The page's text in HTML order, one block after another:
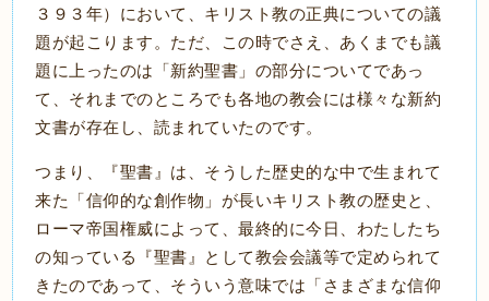
３９３年）において、キリスト教の正典についての議
題が起こります。ただ、この時でさえ、あくまでも議
題に上ったのは「新約聖書」の部分についてであっ
て、それまでのところでも各地の教会には様々な新約
文書が存在し、読まれていたのです。
つまり、『聖書』は、そうした歴史的な中で生まれて
来た「信仰的な創作物」が長いキリスト教の歴史と、
ローマ帝国権威によって、最終的に今日、わたしたち
の知っている『聖書』として教会会議等で定められて
きたのであって、そういう意味では「さまざまな信仰